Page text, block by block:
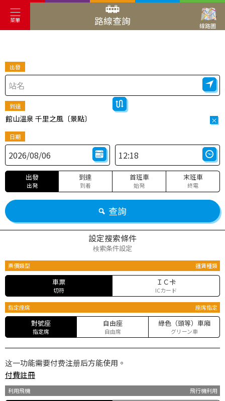
菜單 路線查詢 線路圖
出發
到達
館山溫泉 千里之風〔景點〕 ×
日期
出發
出発
到達
到着
首班車
始発
末班車
終電
查詢
設定搜索條件
検索条件設定
票價類型 運賃種類
車票
切符
ＩＣ卡
ICカード
指定座席 座席指定
對號座
指定席
自由座
自由席
綠色（頭等）車廂
グリーン車
这一功能需要付费注册后方能使用。
付費註冊
利用飛機 飛行機利用